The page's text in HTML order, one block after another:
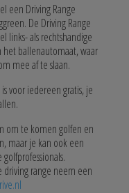
een Driving Range
De Driving Range
links- als rechtshandige
het ballenautomaat, waar
mee af te slaan.
voor iedereen gratis, je
om te komen golfen en
maar je kan ook een
range neem een